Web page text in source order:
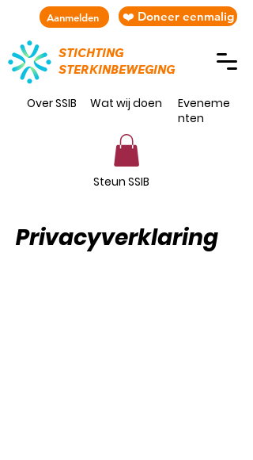
STICHTING
STERKINBEWEGING
Aanmelden ❤️ Doneer eenmalig
Over SSIB Wat wij doen
Eveneme
nten
Steun SSIB
Privacyverklaring